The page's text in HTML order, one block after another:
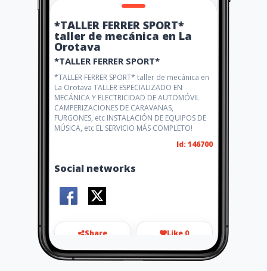
*TALLER FERRER SPORT*
taller de mecánica en La
Orotava
*TALLER FERRER SPORT*
*TALLER FERRER SPORT* taller de mecánica en
La Orotava TALLER ESPECIALIZADO EN
MECÁNICA Y ELECTRICIDAD DE AUTOMÓVIL
CAMPERIZACIONES DE CARAVANAS,
FURGONES, etc INSTALACIÓN DE EQUIPOS DE
MÚSICA, etc EL SERVICIO MÁS COMPLETO!
Id: 146700
Social networks
Share Like 0